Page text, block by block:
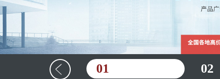
01 02